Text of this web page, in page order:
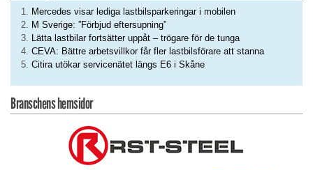
Mercedes visar lediga lastbilsparkeringar i mobilen
M Sverige: ”Förbjud eftersupning”
Lätta lastbilar fortsätter uppåt – trögare för de tunga
CEVA: Bättre arbetsvillkor får fler lastbilsförare att stanna
Citira utökar servicenätet längs E6 i Skåne
Branschens hemsidor